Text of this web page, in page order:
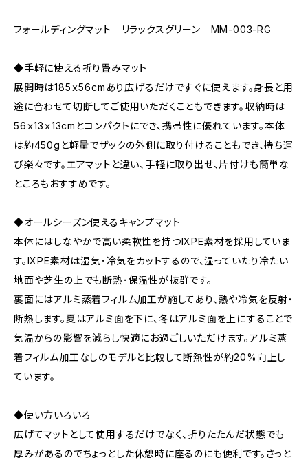
フォールディングマット リラックスグリーン｜MM-003-RG
◆手軽に使える折り畳みマット
展開時は185ｘ56cmあり広げるだけですぐに使えます。身長と用
途に合わせて切断してご使用いただくこともできます。収納時は
56ｘ13ｘ13cmとコンパクトにでき、携帯性に優れています。本体
は約450gと軽量でザックの外側に取り付けることもでき、持ち運
び楽々です。エアマットと違い、手軽に取り出せ、片付けも簡単な
ところもおすすめです。
◆オールシーズン使えるキャンプマット
本体にはしなやかで高い柔軟性を持つIXPE素材を採用していま
す。IXPE素材は湿気･冷気をカットするので、湿っていたり冷たい
地面や芝生の上でも断熱･保温性が抜群です。
裏面にはアルミ蒸着フィルム加工が施してあり、熱や冷気を反射・
断熱します。夏はアルミ面を下に、冬はアルミ面を上にすることで
気温からの影響を減らし快適にお過ごしいただけます。アルミ蒸
着フィルム加工なしのモデルと比較して断熱性が約20%向上し
ています。
◆使い方いろいろ
広げてマットとして使用するだけでなく、折りたたんだ状態でも
厚みがあるのでちょっとした休憩時に座るのにも便利です。さっと